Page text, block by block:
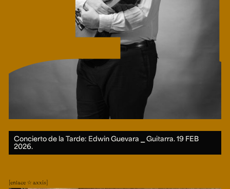
Concierto de la Tarde: Edwin Guevara ⎯ Guitarra.19 FEB
2026.
enlace ☆ axxis